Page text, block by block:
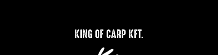
KING OF CARP KFT.